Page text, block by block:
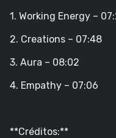
1. Working Energy –
2. Creations – 07:48
3. Aura – 08:02
4. Empathy – 07:06
**Créditos:**